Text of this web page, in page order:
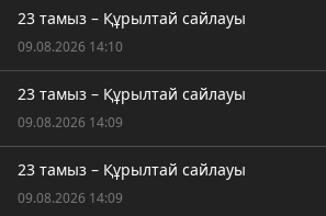
23 тамыз – Құрылтай сайлауы
09.08.2026 14:10
23 тамыз – Құрылтай сайлауы
09.08.2026 14:09
23 тамыз – Құрылтай сайлауы
09.08.2026 14:09